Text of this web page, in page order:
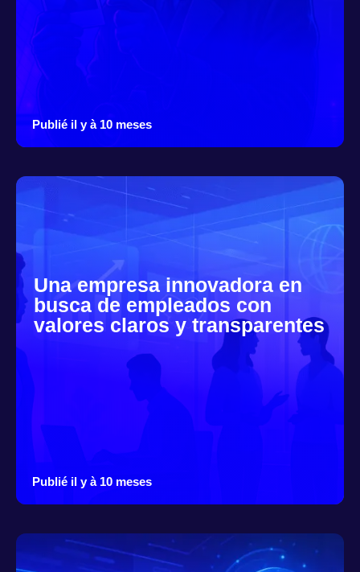
Publié il y à 10 meses
Una empresa innovadora en
busca de empleados con
valores claros y transparentes
Publié il y à 10 meses